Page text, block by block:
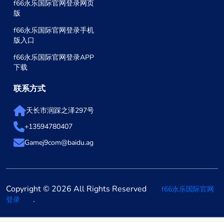
f66永乐国际官网登录网页
版
f66永乐国际官网登录手机
版入口
f66永乐国际官网登录APP
下载
联系方式
天长市润踩之泽297号
+13594780407
Gamej9com@baidu.ag
Copyright © 2026 All Rights Reserved
f66永乐国际官网
登录
.